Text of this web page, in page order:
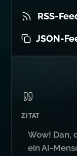
RSS-
JSON-
ZITAT
Wow! Dan,
ein AI-